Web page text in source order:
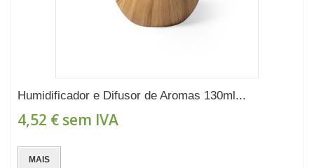
Humidificador e Difusor de Aromas 130ml...
4,52 € sem IVA
MAIS